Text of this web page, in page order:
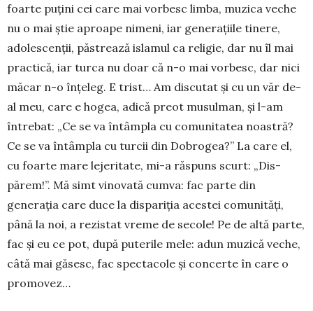
foarte puțini cei care mai vor­besc limba, muzica veche
nu o mai știe aproape nimeni, iar generațiile tinere,
adoles­cenții, păstrează islamul ca religie, dar nu îl mai
practică, iar turca nu doar că n-o mai vor­besc, dar nici
măcar n-o înțeleg. E trist… Am discutat și cu un văr de-
al meu, ca­re e hogea, adică preot musul­man, și l-am
între­bat: „Ce se va întâmpla cu comu­nitatea noastră?
Ce se va întâmpla cu turcii din Dobrogea?” La care el,
cu foarte mare leje­ritate, mi-a răspuns scurt: „Dis­
părem!”. Mă simt vinovată cum­va: fac parte din
generația care duce la dispa­riția acestei comu­nități,
până la noi, a rezistat vreme de secole! Pe de altă parte,
fac și eu ce pot, după puterile mele: adun muzică veche,
câtă mai găsesc, fac spec­tacole și concerte în care o
promovez…